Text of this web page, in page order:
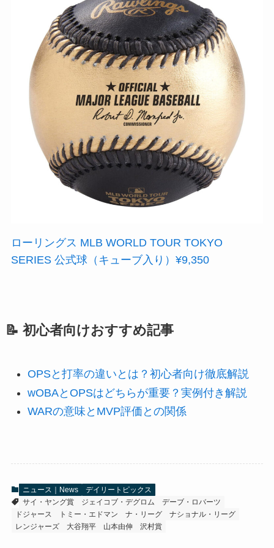
ローリングス MLB WORLD TOUR TOKYO
SERIES 公式球（キューブ入り）¥9,350
📝 初心者向けおすすめ記事
OPSと打率の違いとは？初心者向け徹底解説
wOBAとOPSはどちらが重要？実例付き解説
WARの意味とMVP評価との関係
ニュース｜News
デイリートピックス
サイ・ヤング賞
ジェイコブ・デグロム
デーブ・ロバーツ
ドジャース
トミー・エドマン ナ・リーグ
ナショナル・リーグ
レンジャーズ
大谷翔平 山本由伸 沢村賞